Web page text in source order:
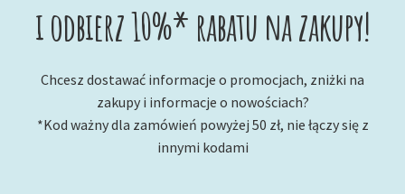
i odbierz 10%* rabatu na zakupy!
Chcesz dostawać informacje o promocjach, zniżki na
zakupy i informacje o nowościach?
*Kod ważny dla zamówień powyżej 50 zł, nie łączy się z
innymi kodami